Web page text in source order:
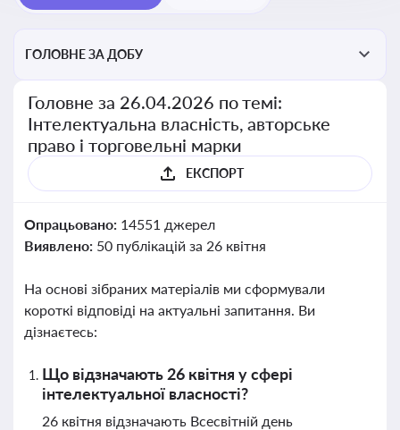
ГОЛОВНЕ ЗА ДОБУ
Головне за 26.04.2026 по темі:
Інтелектуальна власність, авторське
право і торговельні марки
ЕКСПОРТ
Опрацьовано: 14551 джерел
Виявлено: 50 публікацій за 26 квітня
На основі зібраних матеріалів ми сформували
короткі відповіді на актуальні запитання. Ви
дізнаєтесь:
Що відзначають 26 квітня у сфері
інтелектуальної власності?
26 квітня відзначають Всесвітній день